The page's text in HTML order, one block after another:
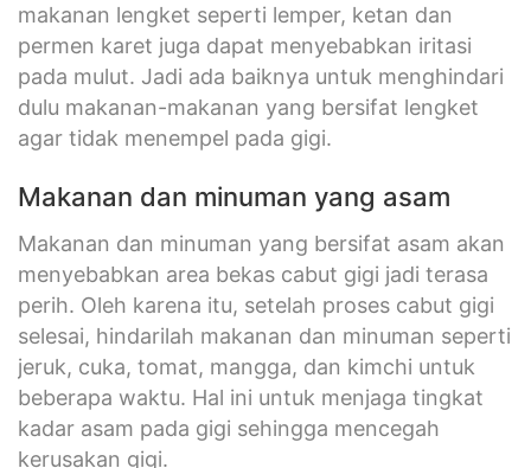
makanan lengket seperti lemper, ketan dan
permen karet juga dapat menyebabkan iritasi
pada mulut. Jadi ada baiknya untuk menghindari
dulu makanan-makanan yang bersifat lengket
agar tidak menempel pada gigi.
Makanan dan minuman yang asam
Makanan dan minuman yang bersifat asam akan
menyebabkan area bekas cabut gigi jadi terasa
perih. Oleh karena itu, setelah proses cabut gigi
selesai, hindarilah makanan dan minuman seperti
jeruk, cuka, tomat, mangga, dan kimchi untuk
beberapa waktu. Hal ini untuk menjaga tingkat
kadar asam pada gigi sehingga mencegah
kerusakan gigi.